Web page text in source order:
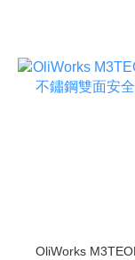
OliWorks